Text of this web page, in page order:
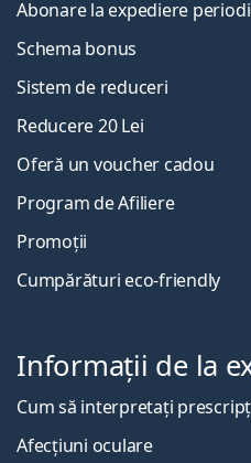
Abonare la expediere
Schema bonus
Sistem de reduceri
Reducere 20 Lei
Oferă un voucher cadou
Program de Afiliere
Promoții
Cumpărături eco-friendly
Informații de la
Cum să interpretați
Afecțiuni oculare